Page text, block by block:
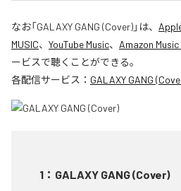
なお「GALAXY GANG (Cover)」は、
MUSIC、 YouTube Music、 Amazon
ービスで聴くことができる。
各配信サービス： GALAXY GANG
1 ： GALAXY GANG (Cover)